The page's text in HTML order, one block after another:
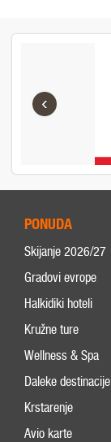
‹
PONUDA
Skijanje 2026/27
Gradovi evrope
Halkidiki hoteli
Kružne ture
Wellness & Spa
Daleke destinacije
Krstarenje
Avio karte